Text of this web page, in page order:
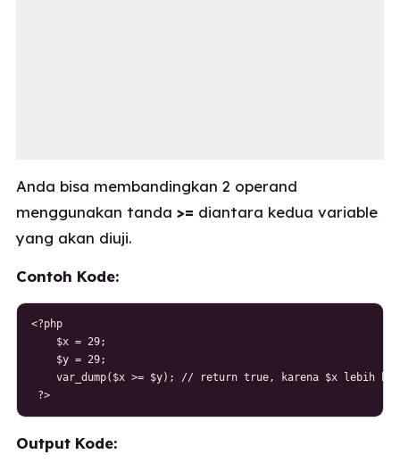
Anda bisa membandingkan 2 operand
menggunakan tanda>= diantara kedua variable
yang akan diuji.
Contoh Kode:
<?php
    $x = 29;
    $y = 29;
var_dump($x >= $y); // return true, karena $x lebih
?>
Output Kode: